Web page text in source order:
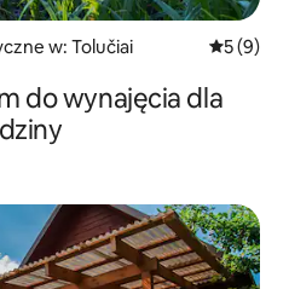
w: Tolučiai Średnia
5 (9)
do wynajęcia dla